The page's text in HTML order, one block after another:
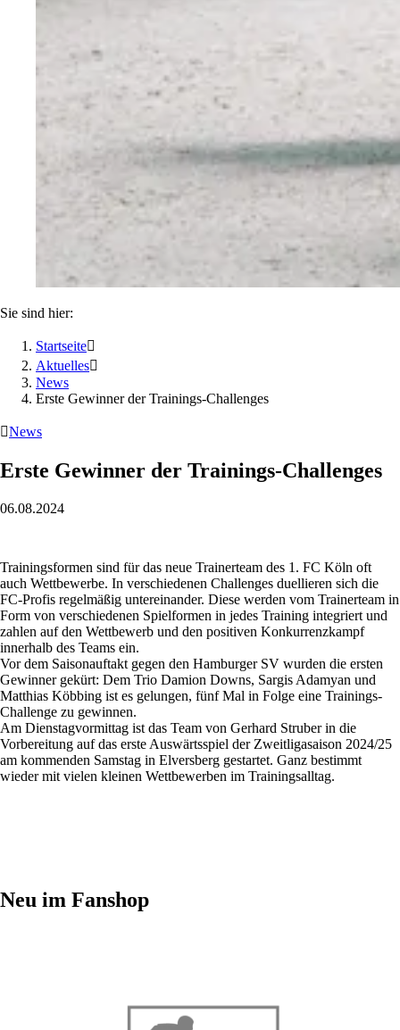
Sie sind hier:
Startseite
Aktuelles
News
Erste Gewinner der Trainings-Challenges
News
Erste Gewinner der Trainings-Challenges
06.08.2024
Trainingsformen sind für das neue Trainerteam des 1. FC Köln oft
auch Wettbewerbe. In verschiedenen Challenges duellieren sich die
FC-Profis regelmäßig untereinander. Diese werden vom Trainerteam in
Form von verschiedenen Spielformen in jedes Training integriert und
zahlen auf den Wettbewerb und den positiven Konkurrenzkampf
innerhalb des Teams ein.
Vor dem Saisonauftakt gegen den Hamburger SV wurden die ersten
Gewinner gekürt: Dem Trio Damion Downs, Sargis Adamyan und
Matthias Köbbing ist es gelungen, fünf Mal in Folge eine Trainings-
Challenge zu gewinnen.
Am Dienstagvormittag ist das Team von Gerhard Struber in die
Vorbereitung auf das erste Auswärtsspiel der Zweitligasaison 2024/25
am kommenden Samstag in Elversberg gestartet. Ganz bestimmt
wieder mit vielen kleinen Wettbewerben im Trainingsalltag.
Neu im Fanshop